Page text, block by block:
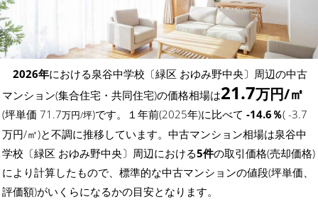
2026年における泉谷中学校〔緑区 おゆみ野中央〕周辺の中古
マンション(集合住宅・共同住宅)の価格相場は21.7万円/㎡
(坪単価 71.7万円/坪)です。１年前(2025年)に比べて -14.6％( -3.7
万円/㎡)と不調に推移しています。中古マンション相場は泉谷中
学校〔緑区 おゆみ野中央〕周辺における5件の取引価格(売却価格)
により計算したもので、標準的な中古マンションの値段(坪単価、
評価額)がいくらになるかの目安となります。